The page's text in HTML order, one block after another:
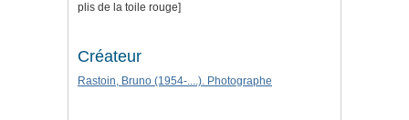
plis de la toile rouge]
Créateur
Rastoin, Bruno (1954-....). Photographe